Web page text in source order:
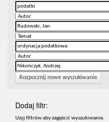
Rozpocznij nowe wyszukiwanie
Dodaj filtr:
Uzyj filtrów aby zagęścić wyszukiwanie.